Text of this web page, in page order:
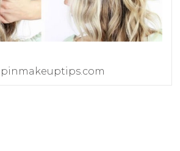
pinmakeuptips.com